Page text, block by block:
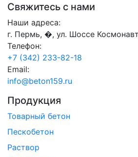
Свяжитесь с нами
Наши адреса:
г. Пермь, �, ул. Шоссе
Телефон:
+7 (342) 233-82-18
Email:
info@beton159.ru
Продукция
Товарный бетон
Пескобетон
Раствор